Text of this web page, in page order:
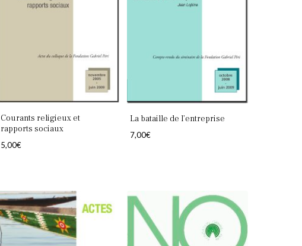
Courants religieux et
rapports sociaux
5,00€
La bataille de l’entreprise
7,00€